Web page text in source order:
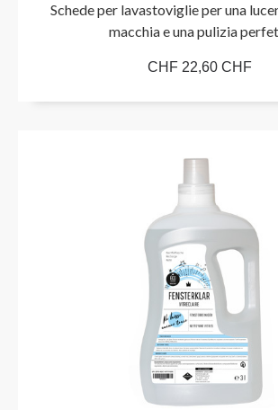
Schede per lavastoviglie per una
macchia e una pulizia
CHF 22,60 CHF